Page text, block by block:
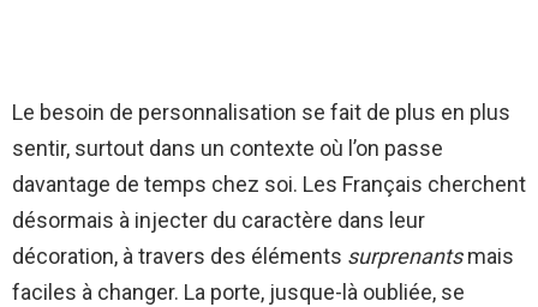
Le besoin de personnalisation se fait de plus en plus
sentir, surtout dans un contexte où l’on passe
davantage de temps chez soi. Les Français cherchent
désormais à injecter du caractère dans leur
décoration, à travers des éléments surprenantsmais
faciles à changer. La porte, jusque-là oubliée, se